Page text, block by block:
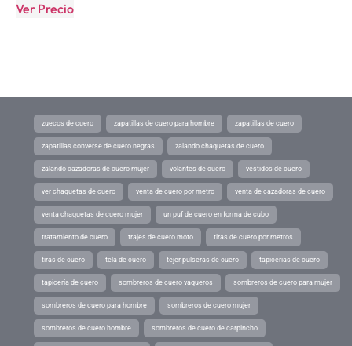
Ver Precio
zuecos de cuero zapatillas de cuero para hombre zapatillas de cuero
zapatillas converse de cuero negras zalando chaquetas de cuero
zalando cazadoras de cuero mujer volantes de cuero vestidos de cuero
ver chaquetas de cuero venta de cuero por metro venta de cazadoras de cuero
venta chaquetas de cuero mujer un puf de cuero en forma de cubo
tratamiento de cuero trajes de cuero moto tiras de cuero por metros
tiras de cuero tela de cuero tejer pulseras de cuero tapicerias de cuero
tapicería de cuero sombreros de cuero vaqueros sombreros de cuero para mujer
sombreros de cuero para hombre sombreros de cuero mujer
sombreros de cuero hombre sombreros de cuero de carpincho